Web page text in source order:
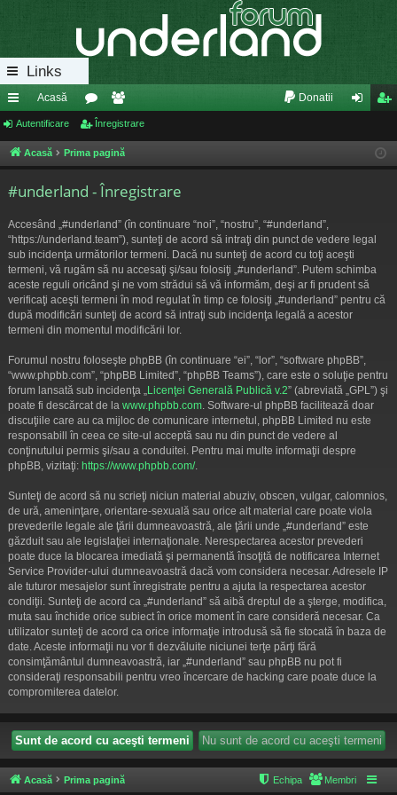
Links
eg
ăt
pi
de
Acasă
or
u
e
m
Donatii
eg
Autentificare Înregistrare
Acasă Prima pagină
#underland - Înregistrare
Accesând „#underland” (în continuare “noi”, “nostru”, “#underland”,
“https://underland.team”), sunteţi de acord să intraţi din punct de vedere legal
sub incidenţa următorilor termeni. Dacă nu sunteţi de acord cu toţi aceşti
termeni, vă rugăm să nu accesaţi şi/sau folosiţi „#underland”. Putem schimba
aceste reguli oricând şi ne vom strădui să vă informăm, deşi ar fi prudent să
verificaţi aceşti termeni în mod regulat în timp ce folosiţi „#underland” pentru că
după modificări sunteţi de acord să intraţi sub incidenţa legală a acestor
termeni din momentul modificării lor.
Forumul nostru foloseşte phpBB (în continuare “ei”, “lor”, “software phpBB”,
“www.phpbb.com”, “phpBB Limited”, “phpBB Teams”), care este o soluţie pentru
forum lansată sub incidenţa „ Licenţei Generală Publică v.2” (abreviată „GPL”) şi
poate fi descărcat de la www.phpbb.com . Software-ul phpBB facilitează doar
discuţiile care au ca mijloc de comunicare internetul, phpBB Limited nu este
responsabill în ceea ce site-ul acceptă sau nu din punct de vedere al
conţinutului permis şi/sau a conduitei. Pentru mai multe informaţii despre
phpBB, vizitaţi: https://www.phpbb.com/.
Sunteţi de acord să nu scrieţi niciun material abuziv, obscen, vulgar, calomnios,
de ură, ameninţare, orientare-sexuală sau orice alt material care poate viola
prevederile legale ale ţării dumneavoastră, ale ţării unde „#underland” este
găzduit sau ale legislaţiei internaţionale. Nerespectarea acestor prevederi
poate duce la blocarea imediată şi permanentă însoţită de notificarea Internet
Service Provider-ului dumneavoastră dacă vom considera necesar. Adresele IP
ale tuturor mesajelor sunt înregistrate pentru a ajuta la respectarea acestor
condiţii. Sunteţi de acord ca „#underland” să aibă dreptul de a şterge, modifica,
muta sau închide orice subiect în orice moment în care consideră necesar. Ca
utilizator sunteţi de acord ca orice informaţie introdusă să fie stocată în baza de
date. Aceste informaţii nu vor fi dezvăluite niciunei terţe părţi fără
consimţământul dumneavoastră, iar „#underland” sau phpBB nu pot fi
consideraţi responsabili pentru vreo încercare de hacking care poate duce la
compromiterea datelor.
Acasă Prima pagină Membri
Echipa